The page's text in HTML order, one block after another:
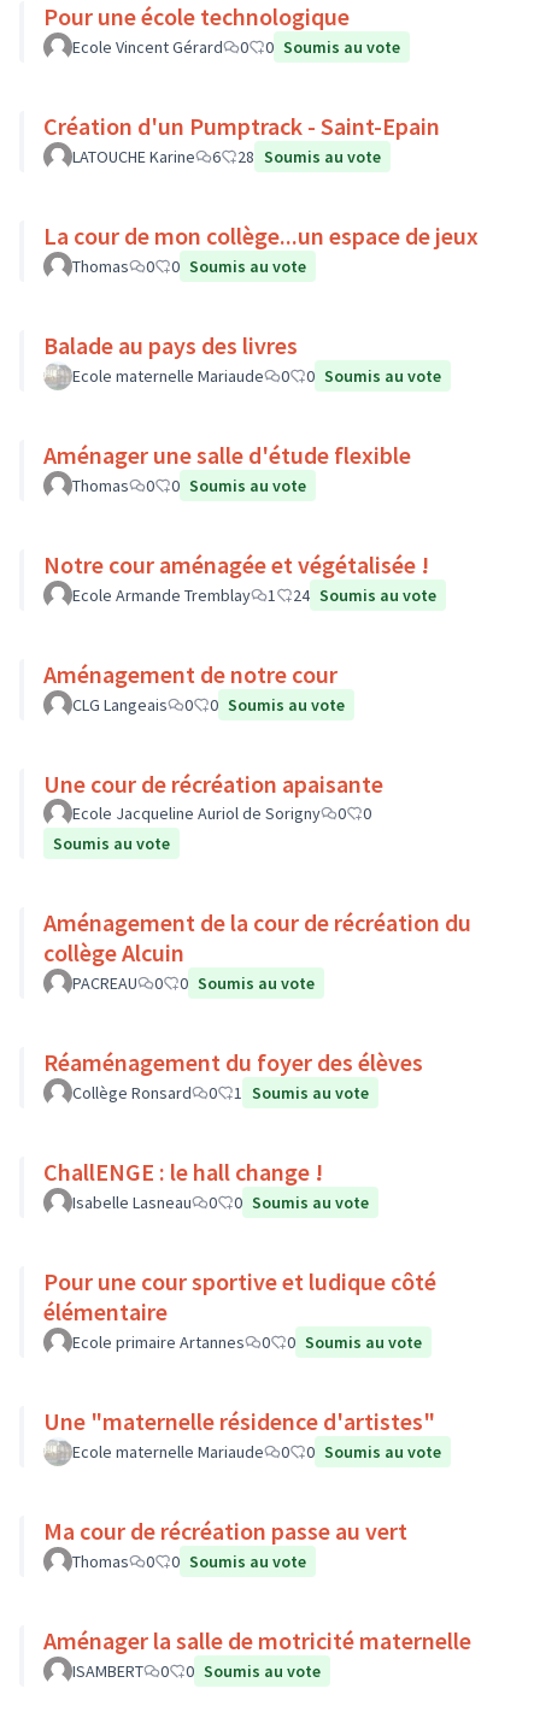
Pour une école technologique
Ecole Vincent Gérard 0 0 Soumis au vote
Création d'un Pumptrack - Saint-Epain
LATOUCHE Karine 6 28 Soumis au vote
La cour de mon collège...un espace de jeux
Thomas 0 0 Soumis au vote
Balade au pays des livres
Ecole maternelle Mariaude 0 0 Soumis au vote
Aménager une salle d'étude flexible
Thomas 0 0 Soumis au vote
Notre cour aménagée et végétalisée !
Ecole Armande Tremblay 1 24 Soumis au vote
Aménagement de notre cour
CLG Langeais 0 0 Soumis au vote
Une cour de récréation apaisante
Ecole Jacqueline Auriol de Sorigny 0
0
Soumis au vote
Aménagement de la cour de récréation du
collège Alcuin
PACREAU 0 0 Soumis au vote
Réaménagement du foyer des élèves
Collège Ronsard 0 1 Soumis au vote
ChallENGE : le hall change !
Isabelle Lasneau 0 0 Soumis au vote
Pour une cour sportive et ludique côté
élémentaire
Ecole primaire Artannes 0 0 Soumis au vote
Une "maternelle résidence d'artistes"
Ecole maternelle Mariaude 0 0 Soumis au vote
Ma cour de récréation passe au vert
Thomas 0 0 Soumis au vote
Aménager la salle de motricité maternelle
ISAMBERT 0 0 Soumis au vote